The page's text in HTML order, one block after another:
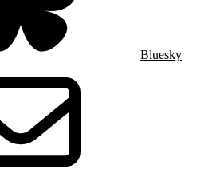
Bluesky